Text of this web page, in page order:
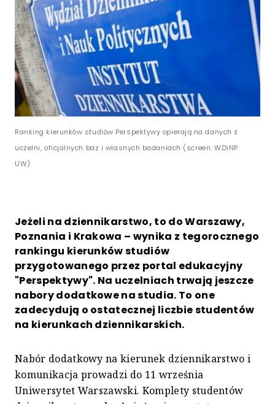
Ranking kierunków studiów Perspektywy opierają na danych z
uczelni, oficjalnych baz i własnych badaniach (screen: WDiNP
UW)
Jeżeli na dziennikarstwo, to do Warszawy,
Poznania i Krakowa – wynika z tegorocznego
rankingu kierunków studiów
przygotowanego przez portal edukacyjny
"Perspektywy". Na uczelniach trwają jeszcze
nabory dodatkowe na studia. To one
zadecydują o ostatecznej liczbie studentów
na kierunkach dziennikarskich.
Nabór dodatkowy na kierunek dziennikarstwo i
komunikacja prowadzi do 11 września
Uniwersytet Warszawski. Komplety studentów